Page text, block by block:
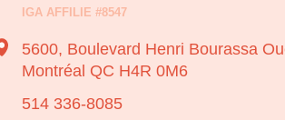
IGA AFFILIE #8547
5600, Boulevard Henri Bourassa
Montréal QC H4R 0M6
514 336-8085